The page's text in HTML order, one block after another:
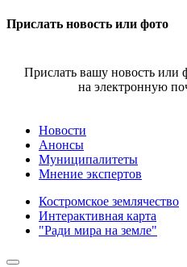
Прислать новость или фото
Прислать вашу новость
на электронную
Новости
Анонсы
Муниципалитеты
Мнение экспертов
Костромское землячество
Интерактивная карта
"Ради мира на земле"